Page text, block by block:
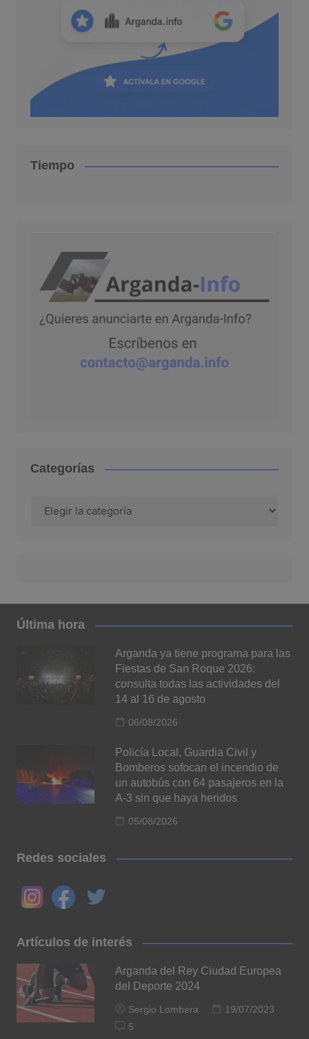
Tiempo
Categorías
Última hora
Arganda ya tiene programa para las
Fiestas de San Roque 2026:
consulta todas las actividades del
14 al 16 de agosto
06/08/2026
Policía Local, Guardia Civil y
Bomberos sofocan el incendio de
un autobús con 64 pasajeros en la
A-3 sin que haya heridos
05/08/2026
Redes sociales
Artículos de interés
Arganda del Rey Ciudad Europea
del Deporte 2024
Sergio Lombera
19/07/2023
5